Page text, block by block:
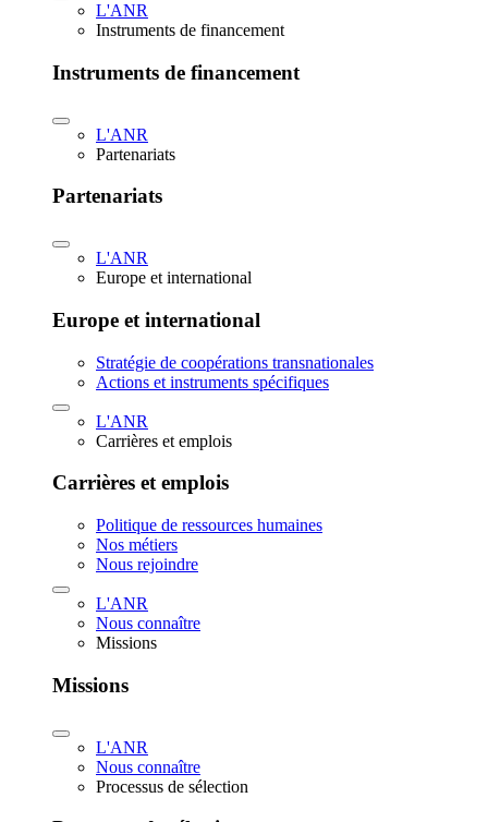
L'ANR
Instruments de financement
Instruments de financement
L'ANR
Partenariats
Partenariats
L'ANR
Europe et international
Europe et international
Stratégie de coopérations transnationales
Actions et instruments spécifiques
L'ANR
Carrières et emplois
Carrières et emplois
Politique de ressources humaines
Nos métiers
Nous rejoindre
L'ANR
Nous connaître
Missions
Missions
L'ANR
Nous connaître
Processus de sélection